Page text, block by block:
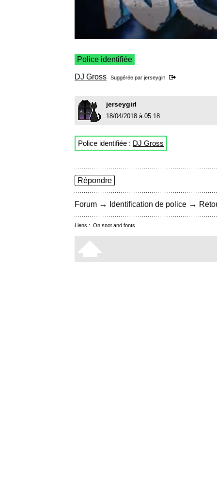
Police identifiée
DJ Gross Suggérée par jerseygirl
jerseygirl
18/04/2018 à 05:18
Police identifiée : DJ Gross
Répondre
Forum → Identification de police →
Liens : On snot and fonts